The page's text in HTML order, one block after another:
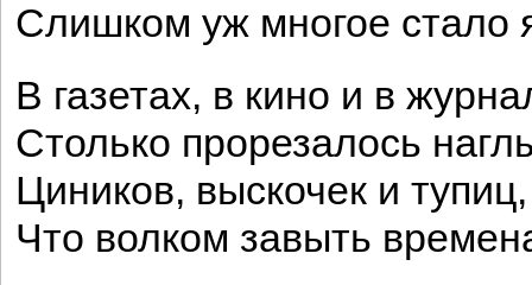
Слишком уж многое стало
В газетах, в кино и в
Столько прорезалось
Циников, выскочек и тупиц,
Что волком завыть